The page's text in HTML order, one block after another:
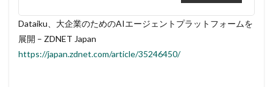
Dataiku、大企業のためのAIエージェントプラットフォームを
展開 – ZDNET Japan
https://japan.zdnet.com/article/35246450/